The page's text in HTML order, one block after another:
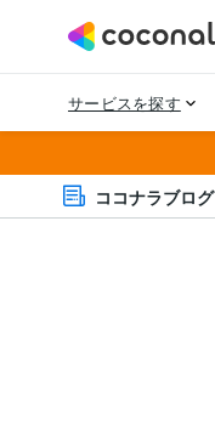
ココナラブログ